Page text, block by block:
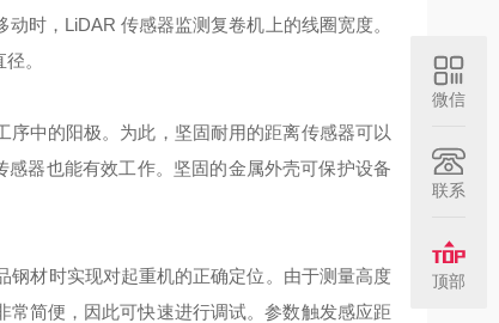
时，LiDAR 传感器监测复卷机上的线圈宽度。
。
中的阳极。为此，坚固耐用的距离传感器可以
感器也能有效工作。坚固的金属外壳可保护设备
钢材时实现对起重机的正确定位。由于测量高度
简便，因此可快速进行调试。参数触发感应距
微信
联系
顶部